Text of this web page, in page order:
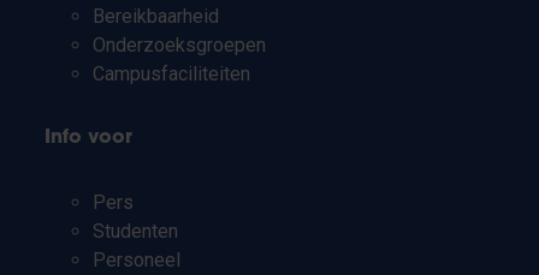
Bereikbaarheid
Onderzoeksgroepen
Campusfaciliteiten
Info voor
Pers
Studenten
Personeel